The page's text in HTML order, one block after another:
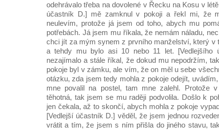
odehrávalo třeba na dovolené v Řecku na Kosu v
účastník D.] mě zamknul v pokoji a řekl mi, že
neulevím, protože já jsem od toho, abych mu
potřebách. Já jsem mu říkala, že nemám náladu,
chci jít za mým synem z prvního manželství, který v
a tehdy mu bylo asi 10 nebo 11 let. [Vedlejšího
nezajímalo a stále říkal, že dokud mu nepodržím,
pokoje byl v zámku, ale vím, že on měl u sebe
otázku, zda jsem tedy mohla z pokoje odejít,
mne povalil na postel, tam mne zalehl. Protože
těhotná, tak jsem se mu raději podvolila. Došlo k
jen čekala, až to skončí, abych mohla z pokoje
[Vedlejší účastník D.] věděl, že jsem jednou
vrátit a tím, že jsem s ním přišla do jiného stavu,